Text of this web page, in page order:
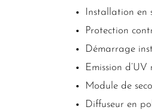
Installation en
Protection
Démarrage
Emission
Module de
Diffuseur en